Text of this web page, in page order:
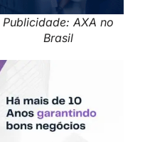
Publicidade: AXA no
Brasil